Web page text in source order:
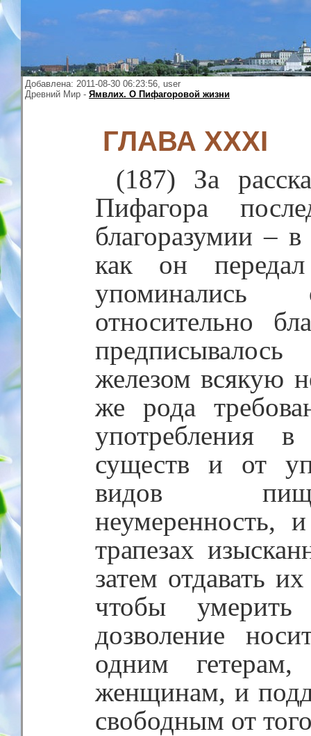
Добавлена: 2011-08-30 06:23:56, user
Древний Мир - Ямвлих. О Пифагоровой жизни
ГЛАВА XXXI
(187) За
Пифагора
благоразумии –
как он
упоминались
относительно
железом всякую
же рода
употребления
существ и от
видов
неумеренность,
трапезах
затем отдавать
чтобы
дозволение
одним
женщинам, и
свободным от